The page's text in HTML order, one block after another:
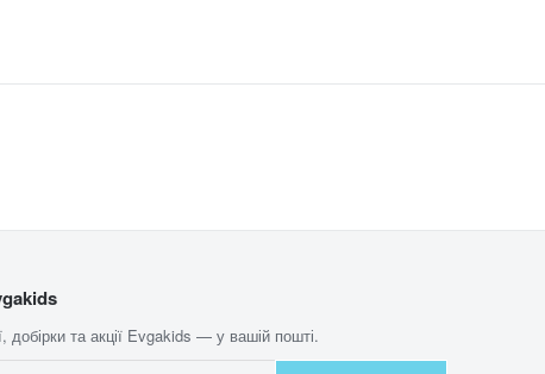
добірки та акції Evgakids — у вашій пошті.